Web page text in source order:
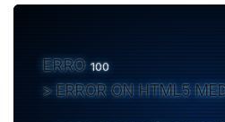
ERRO100
ERROR ON HTML5